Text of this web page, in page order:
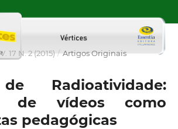
V. 17 N. 2 (2015) / Artigos Originais
Radioatividade:
de vídeos como
pedagógicas